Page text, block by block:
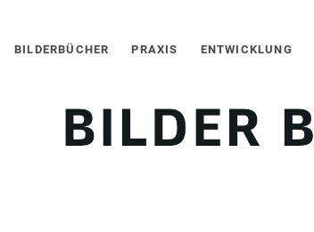
BILDERBÜCHER PRAXIS ENTWICKLUNG